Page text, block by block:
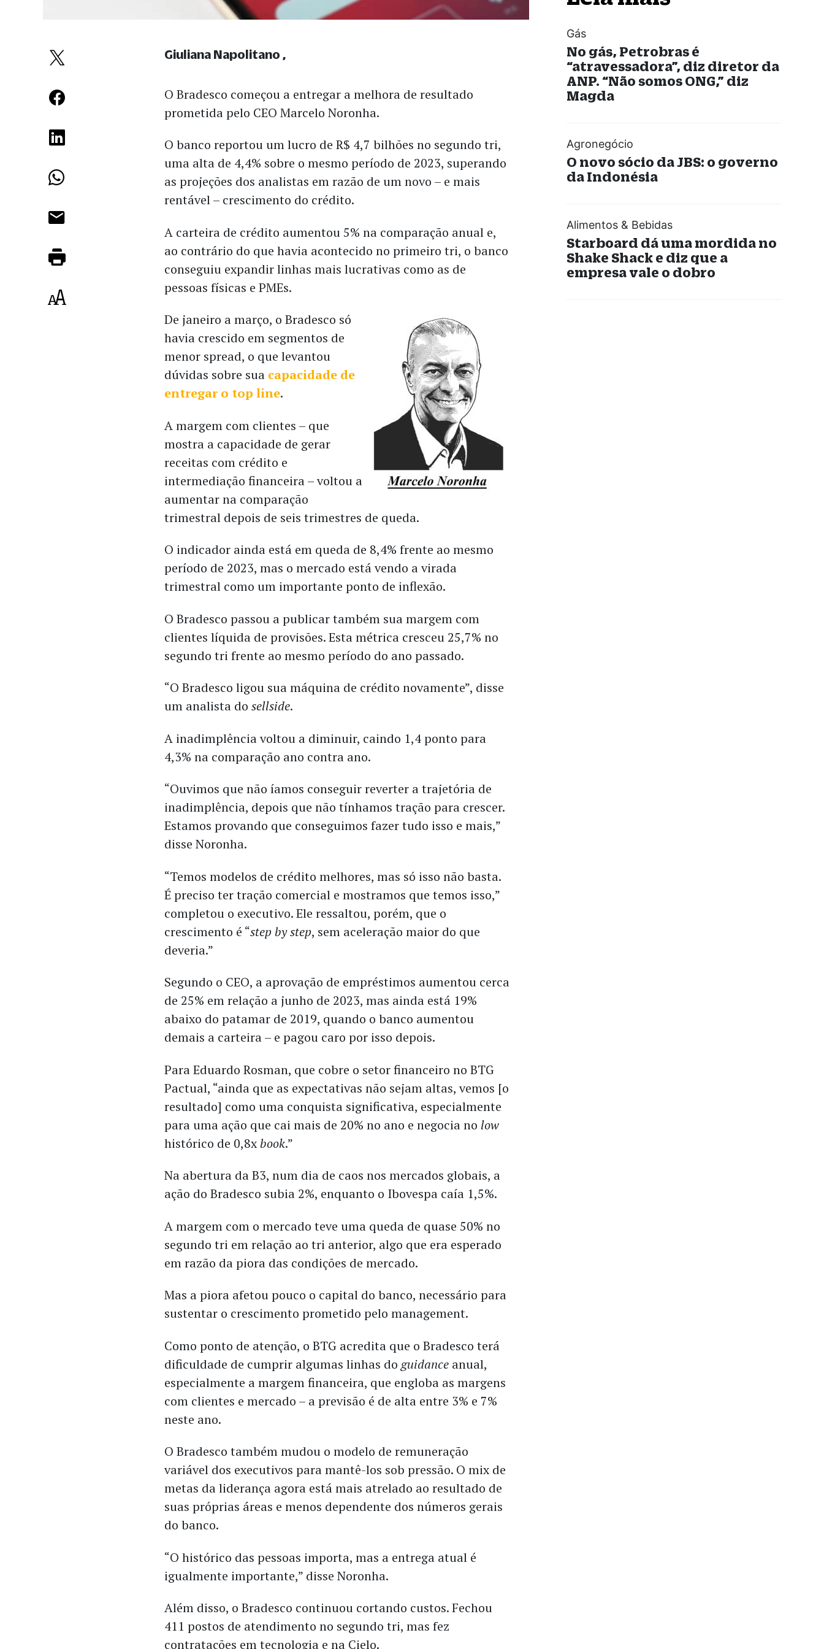
O Bradesco começou a entregar a melhora de resultado
prometida pelo CEO Marcelo Noronha.
O banco reportou um lucro de R$ 4,7 bilhões no segundo tri,
uma alta de 4,4% sobre o mesmo período de 2023, superando
as projeções dos analistas em razão de um novo – e mais
rentável – crescimento do crédito.
A carteira de crédito aumentou 5% na comparação anual e,
ao contrário do que havia acontecido no primeiro tri, o banco
conseguiu expandir linhas mais lucrativas como as de
pessoas físicas e PMEs.
De janeiro a março, o Bradesco só
havia crescido em segmentos de
menor spread, o que levantou
dúvidas sobre sua capacidade de
entregar o top line.
A margem com clientes – que
mostra a capacidade de gerar
receitas com crédito e
intermediação financeira – voltou a
aumentar na comparação
trimestral depois de seis trimestres de queda.
O indicador ainda está em queda de 8,4% frente ao mesmo
período de 2023, mas o mercado está vendo a virada
trimestral como um importante ponto de inflexão.
O Bradesco passou a publicar também sua margem com
clientes líquida de provisões. Esta métrica cresceu 25,7% no
segundo tri frente ao mesmo período do ano passado.
“O Bradesco ligou sua máquina de crédito novamente”, disse
um analista dosellside.
A inadimplência voltou a diminuir, caindo 1,4 ponto para
4,3% na comparação ano contra ano.
“Ouvimos que não íamos conseguir reverter a trajetória de
inadimplência, depois que não tínhamos tração para crescer.
Estamos provando que conseguimos fazer tudo isso e mais,”
disse Noronha.
“Temos modelos de crédito melhores, mas só isso não basta.
É preciso ter tração comercial e mostramos que temos isso,”
completou o executivo. Ele ressaltou, porém, que o
crescimento é “step by step, sem aceleração maior do que
deveria.”
Segundo o CEO, a aprovação de empréstimos aumentou cerca
de 25% em relação a junho de 2023, mas ainda está 19%
abaixo do patamar de 2019, quando o banco aumentou
demais a carteira – e pagou caro por isso depois.
Para Eduardo Rosman, que cobre o setor financeiro no BTG
Pactual, “ainda que as expectativas não sejam altas, vemos [o
resultado] como uma conquista significativa, especialmente
para uma ação que cai mais de 20% no ano e negocia no low
histórico de 0,8xbook.”
Na abertura da B3, num dia de caos nos mercados globais, a
ação do Bradesco subia 2%, enquanto o Ibovespa caía 1,5%.
A margem com o mercado teve uma queda de quase 50% no
segundo tri em relação ao tri anterior, algo que era esperado
em razão da piora das condições de mercado.
Mas a piora afetou pouco o capital do banco, necessário para
sustentar o crescimento prometido pelo management.
Como ponto de atenção, o BTG acredita que o Bradesco terá
dificuldade de cumprir algumas linhas doguidance anual,
especialmente a margem financeira, que engloba as margens
com clientes e mercado – a previsão é de alta entre 3% e 7%
neste ano.
O Bradesco também mudou o modelo de remuneração
variável dos executivos para mantê-los sob pressão. O mix de
metas da liderança agora está mais atrelado ao resultado de
suas próprias áreas e menos dependente dos números gerais
do banco.
“O histórico das pessoas importa, mas a entrega atual é
igualmente importante,” disse Noronha.
Além disso, o Bradesco continuou cortando custos. Fechou
411 postos de atendimento no segundo tri, mas fez
contratações em tecnologia e na Cielo.
Giuliana Napolitano
Gás
No gás, Petrobras é
“atravessadora”, diz diretor da
ANP. “Não somos ONG,” diz
Magda
Agronegócio
O novo sócio da JBS: o governo
da Indonésia
Alimentos & Bebidas
Starboard dá uma mordida no
Shake Shack e diz que a
empresa vale o dobro